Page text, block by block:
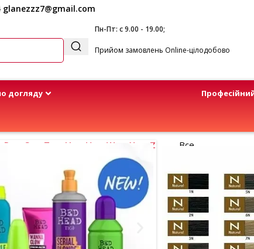
glanezzz7@gmail.com
Пн-Пт: с 9.00 - 19.00;
Прийом замовлень Online-цілодобово
догляду
R S T U V W Y Z Все